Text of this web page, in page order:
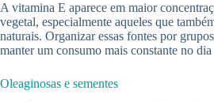
A vitamina E aparece em maior
vegetal, especialmente aqueles que
naturais. Organizar essas fontes por
manter um consumo mais constante no dia
Oleaginosas e sementes